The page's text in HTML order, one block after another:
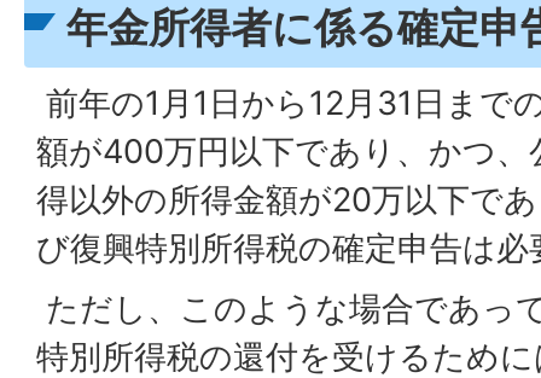
年金所得者に係る確定申
前年の1月1日から12月31日まで
額が400万円以下であり、かつ、
得以外の所得金額が20万以下で
び復興特別所得税の確定申告は
ただし、このような場合であっ
特別所得税の還付を受けるため